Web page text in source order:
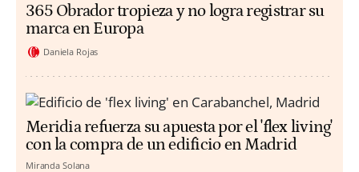
365 Obrador tropieza y no logra registrar su
marca en Europa
Daniela Rojas
Meridia refuerza su apuesta por el 'flex living'
con la compra de un edificio en Madrid
Miranda Solana